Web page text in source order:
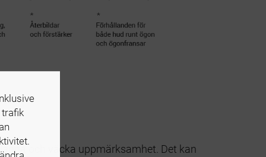
och väcka uppmärksamhet. Det kan
trafik